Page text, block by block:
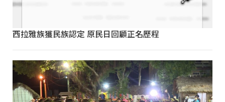
西拉雅族獲民族認定 原民日回顧正名歷程